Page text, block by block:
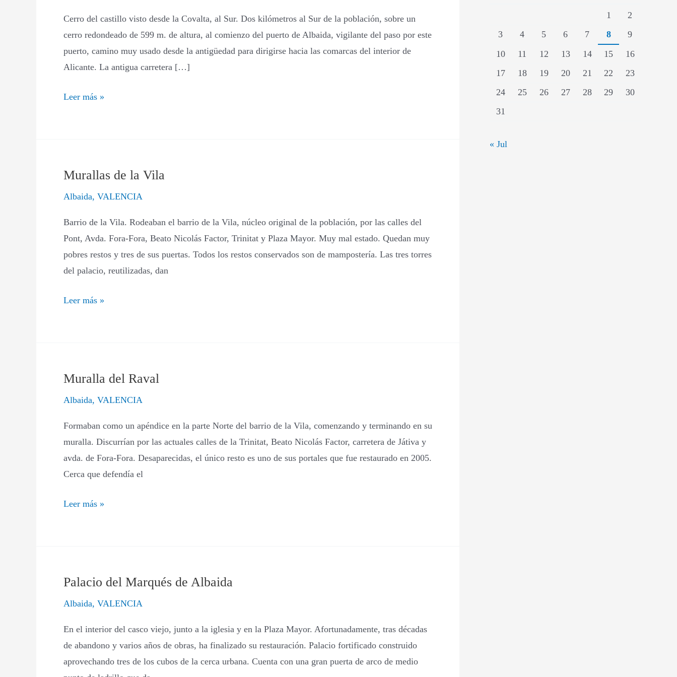
Cerro del castillo visto desde la Covalta, al Sur. Dos kilómetros al Sur de la población, sobre un
cerro redondeado de 599 m. de altura, al comienzo del puerto de Albaida, vigilante del paso por este
puerto, camino muy usado desde la antigüedad para dirigirse hacia las comarcas del interior de
Alicante. La antigua carretera […]
Leer más »
Murallas de la Vila
Albaida, VALENCIA
Barrio de la Vila. Rodeaban el barrio de la Vila, núcleo original de la población, por las calles del
Pont, Avda. Fora-Fora, Beato Nicolás Factor, Trinitat y Plaza Mayor. Muy mal estado. Quedan muy
pobres restos y tres de sus puertas. Todos los restos conservados son de mampostería. Las tres torres
del palacio, reutilizadas, dan
Murallas
Vila
Leer más »
Muralla del Raval
Albaida, VALENCIA
Formaban como un apéndice en la parte Norte del barrio de la Vila, comenzando y terminando en su
muralla. Discurrían por las actuales calles de la Trinitat, Beato Nicolás Factor, carretera de Játiva y
avda. de Fora-Fora. Desaparecidas, el único resto es uno de sus portales que fue restaurado en 2005.
Cerca que defendía el
Muralla
Leer más »
Palacio del Marqués de Albaida
Albaida, VALENCIA
En el interior del casco viejo, junto a la iglesia y en la Plaza Mayor. Afortunadamente, tras décadas
de abandono y varios años de obras, ha finalizado su restauración. Palacio fortificado construido
aprovechando tres de los cubos de la cerca urbana. Cuenta con una gran puerta de arco de medio
Palacio
de
Albaida
1
2
3
4 5 6 7 8
9
10
11 12 13 14 15
16
17
18 19 20 21 22
23
24
25 26 27 28 29
30
31
« Jul